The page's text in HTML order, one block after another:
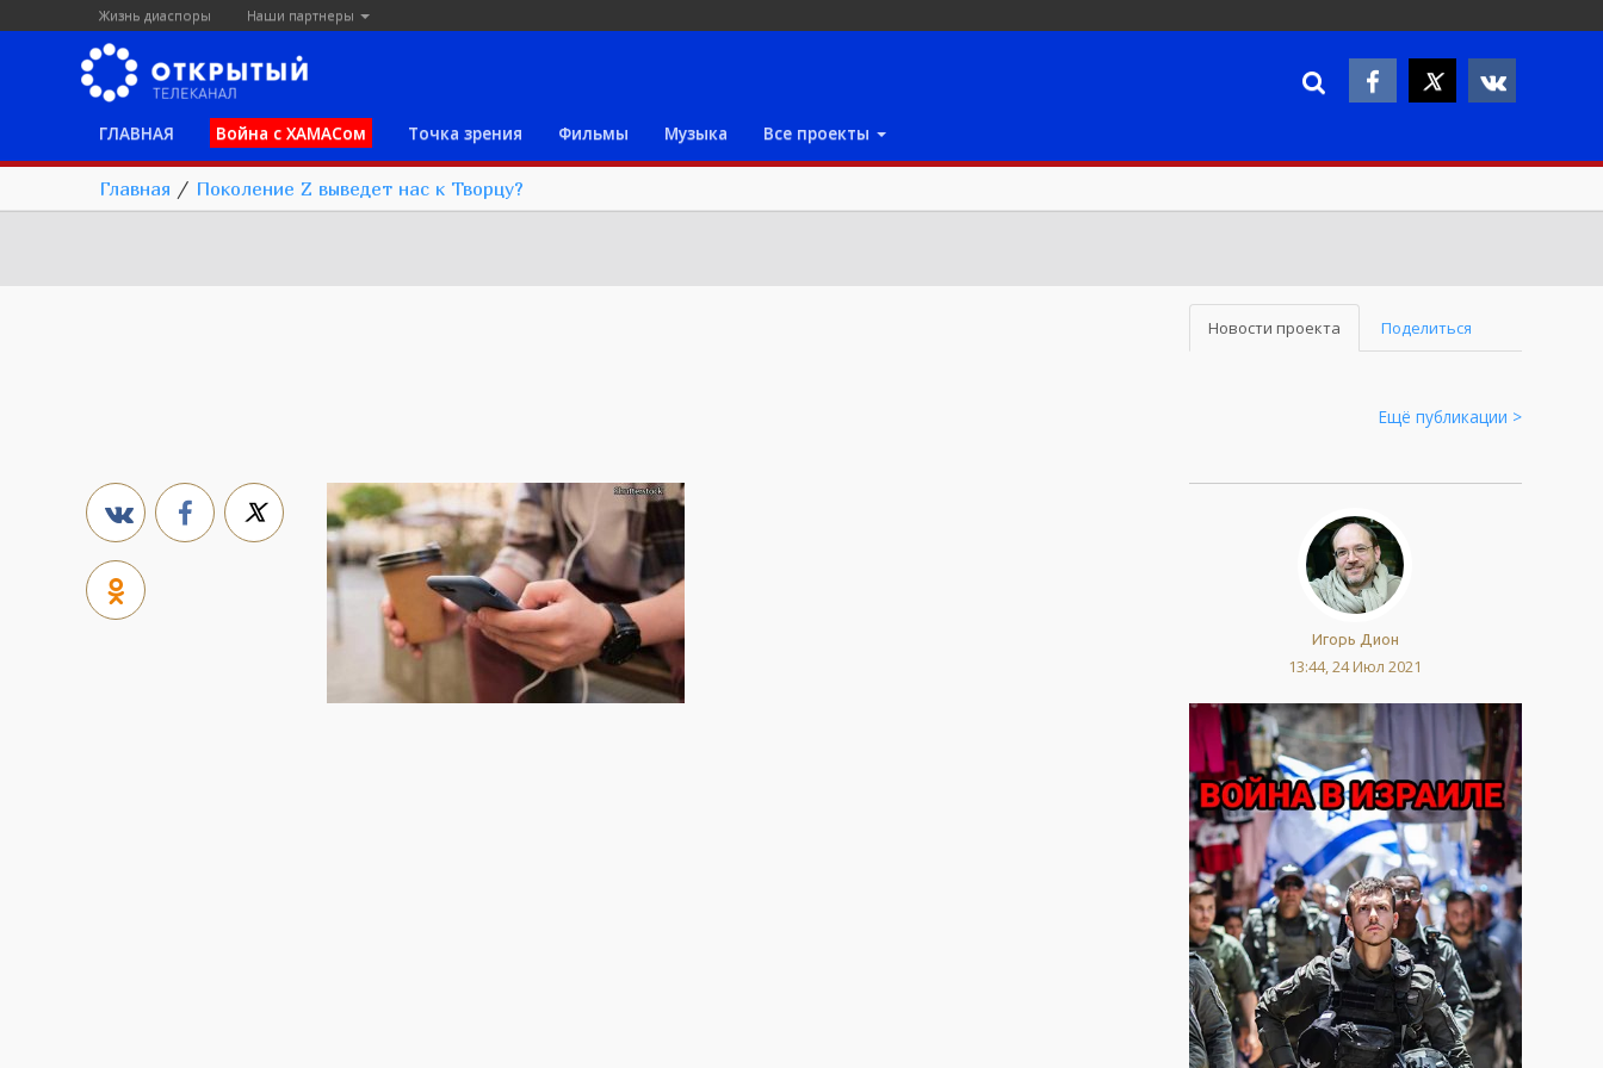
Жизнь диаспоры Наши партнеры
ГЛАВНАЯ Война с ХАМАСом Точка зрения Фильмы Музыка Все проекты
Главная / Поколение Z выведет нас к Творцу?
Новости проекта Поделиться
Ещё публикации >
Игорь Дион
13:44, 24 Июл 2021